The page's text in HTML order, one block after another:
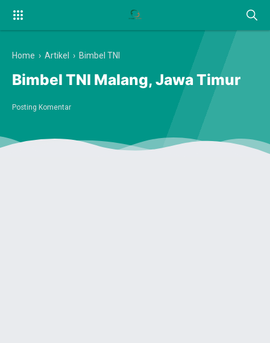
Home › Artikel › Bimbel TNI
Bimbel TNI Malang, Jawa Timur
Posting Komentar